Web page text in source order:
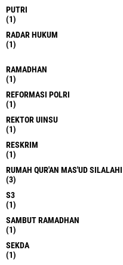
PUTRI
(1)
RADAR HUKUM
(1)
RAMADHAN
(1)
REFORMASI POLRI
(1)
REKTOR UINSU
(1)
RESKRIM
(1)
RUMAH QUR'AN MAS'UD SILALAHI
(3)
S3
(1)
SAMBUT RAMADHAN
(1)
SEKDA
(1)